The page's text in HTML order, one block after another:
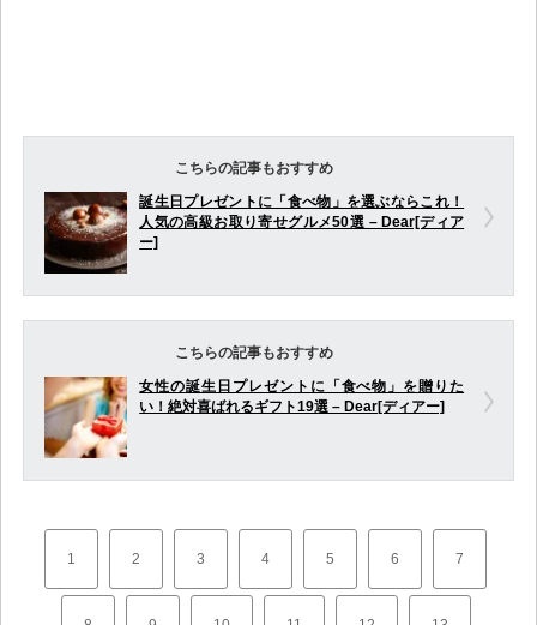
こちらの記事もおすすめ
誕生日プレゼントに「食べ物」を選ぶならこれ！
人気の高級お取り寄せグルメ50選 – Dear[ディア
ー]
こちらの記事もおすすめ
女性の誕生日プレゼントに「食べ物」を贈りた
い！絶対喜ばれるギフト19選 – Dear[ディアー]
1 2 3 4 5 6 7